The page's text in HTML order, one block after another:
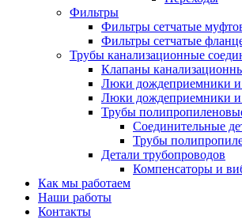
Фильтры
Фильтры сетчатые
Фильтры сетчатые
Трубы канализационные
Клапаны
Люки дождеприемники
Люки дождеприемники
Трубы
Соединительные
Трубы
Детали трубопроводов
Компенсаторы и
Как мы работаем
Наши работы
Контакты